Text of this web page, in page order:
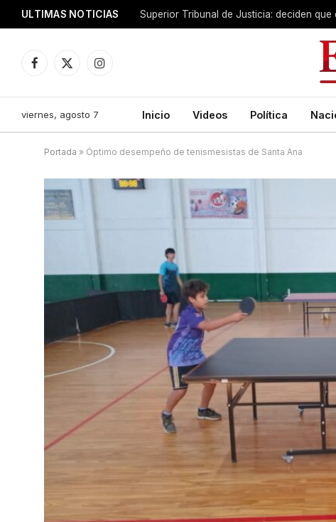
ULTIMAS NOTICIAS
Facebook
X
Instagram
viernes, agosto 7 Inicio Videos Política
Portada » Óptimo desempeño de tenismesistas de Santa Ana